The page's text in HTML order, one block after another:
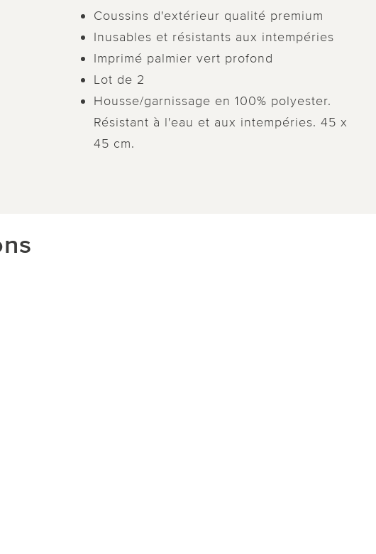
Coussins d'extérieur qualité premium
Inusables et résistants aux intempéries
Imprimé palmier vert profond
Lot de 2
Housse/garnissage en 100% polyester.
Résistant à l'eau et aux intempéries. 45 x
45 cm.